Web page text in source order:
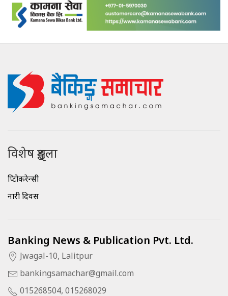
विशेष शृङ्खला
क्रिप्टोकरेन्सी
नारी दिवस
Banking News & Publication Pvt. Ltd.
Jwagal-10, Lalitpur
bankingsamachar@gmail.com
015268504, 015268029